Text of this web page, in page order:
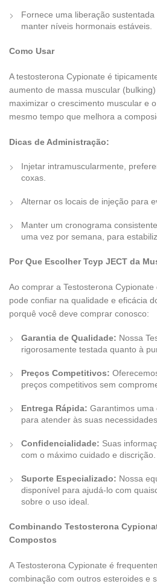
Fornece uma liberação
manter níveis hormonais estáveis.
Como Usar
A testosterona Cypionate é
aumento de massa muscular
maximizar o crescimento muscular e
mesmo tempo que melhora a
Dicas de Administração:
Injetar intramuscularmente,
coxas.
Alternar os locais de injeção para
Manter um cronograma
uma vez por semana, para
Por Que Escolher Tcyp JECT da
Ao comprar a Testosterona
pode confiar na qualidade e eficácia
porquê você deve comprar conosco:
Garantia de Qualidade: Nossa
rigorosamente testada quanto à
Preços Competitivos:
preços competitivos sem
Entrega Rápida: Garantimos uma
para atender às suas necessidades.
Confidencialidade: Suas
com o máximo cuidado e discrição.
Suporte Especializado: Nossa
disponível para ajudá-lo com
sobre o uso ideal.
Combinando Testosterona
Compostos
A Testosterona Cypionate é
combinação com outros esteroides e